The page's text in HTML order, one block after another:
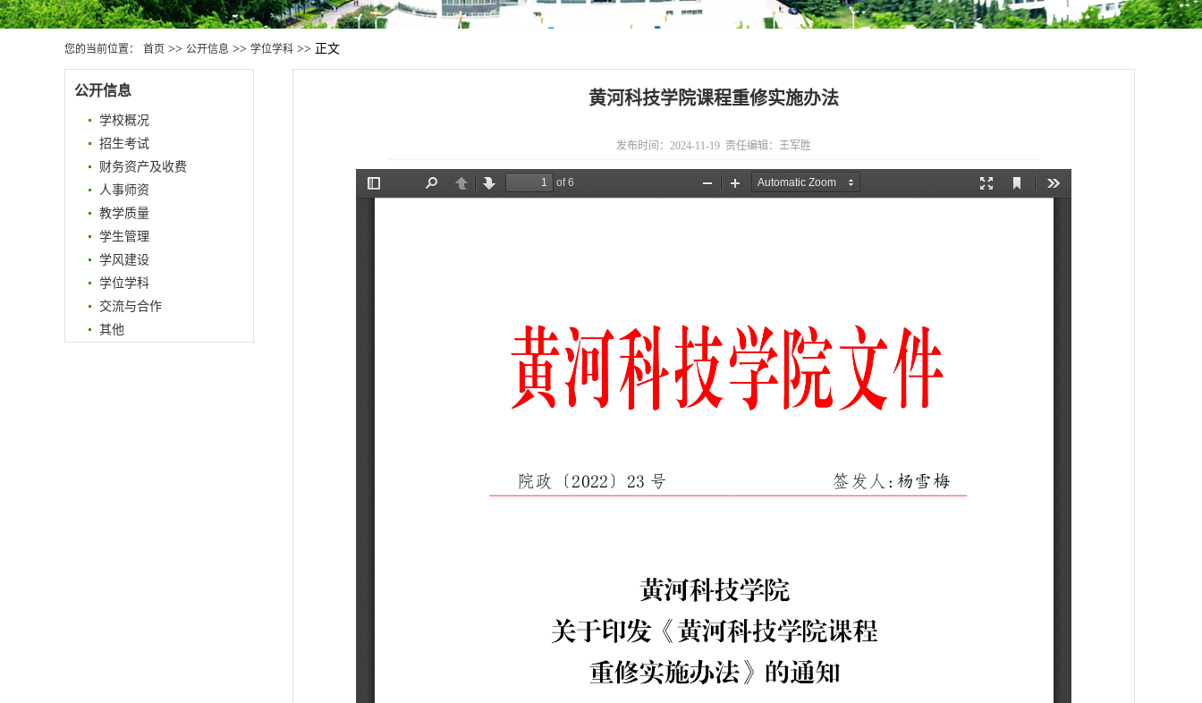
您的当前位置： 首页 >> 公开信息 >> 学位学科 >> 正文
公开信息
学校概况
招生考试
财务资产及收费
人事师资
教学质量
学生管理
学风建设
学位学科
交流与合作
其他
黄河科技学院课程重修实施办法
发布时间：2024-11-19 责任编辑：王军胜